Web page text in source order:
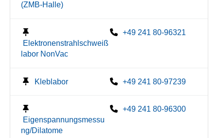
(ZMB-Halle)
Elektronenstrahlschweiß
labor NonVac
+49 241 80-96321
Kleblabor +49 241 80-97239
Eigenspannungsmessu
ng/Dilatome
+49 241 80-96300